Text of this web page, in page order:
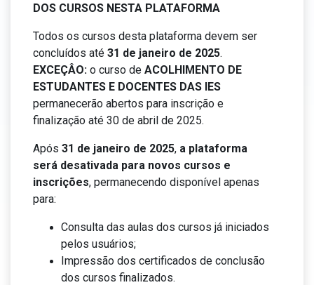
DOS CURSOS NESTA PLATAFORMA
Todos os cursos desta plataforma devem ser
concluídos até 31 de janeiro de 2025.
EXCEÇÂO: o curso de ACOLHIMENTO DE
ESTUDANTES E DOCENTES DAS IES
permanecerão abertos para inscrição e
finalização até 30 de abril de 2025.
Após 31 de janeiro de 2025, a plataforma
será desativada para novos cursos e
inscrições, permanecendo disponível apenas
para:
Consulta das aulas dos cursos já iniciados
pelos usuários;
Impressão dos certificados de conclusão
dos cursos finalizados.